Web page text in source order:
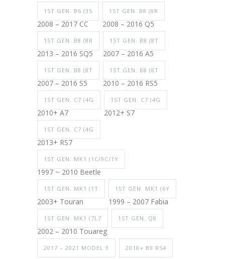
1ST GEN. B6 (35
2008 – 2017 CC
1ST GEN. B8 (8R
2008 – 2016 Q5
1ST GEN. B8 (8R
2013 – 2016 SQ5
1ST GEN. B8 (8T
2007 – 2016 A5
1ST GEN. B8 (8T
2007 – 2016 S5
1ST GEN. B8 (8T
2010 – 2016 RS5
1ST GEN. C7 (4G
2010+ A7
1ST GEN. C7 (4G
2012+ S7
1ST GEN. C7 (4G
2013+ RS7
1ST GEN. MK1 (1C/9C/1Y
1997 ~ 2010 Beetle
1ST GEN. MK1 (1T
2003+ Touran
1ST GEN. MK1 (6Y
1999 – 2007 Fabia
1ST GEN. MK1 (7L7
2002 – 2010 Touareg
1ST GEN. Q8
2017 – 2021 MODEL 3 2018+ B9 RS4